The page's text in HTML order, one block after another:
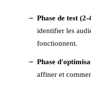
Phase de test (2-
identifier les
fonctionnent.
Phase
affiner et